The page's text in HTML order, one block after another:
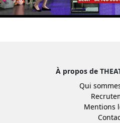
À propos de
Qui
Mentions